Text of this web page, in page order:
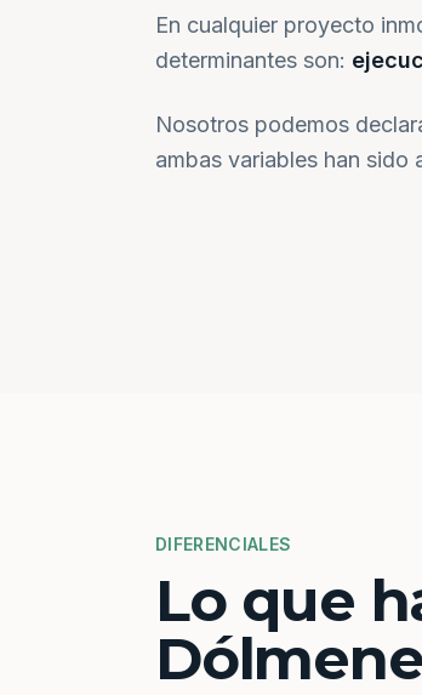
En cualquier proyecto
determinantes son:
Nosotros podemos
ambas variables han sido
DIFERENCIALES
Lo que